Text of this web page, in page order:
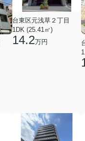
台東区元浅草２丁目
1DK (25.41㎡)
14.2万円